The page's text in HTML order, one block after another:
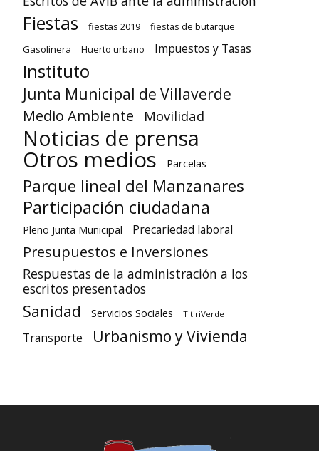
Fiestas fiestas 2019
fiestas de butarque
Gasolinera
Huerto urbano Impuestos y Tasas
Instituto
Junta Municipal de Villaverde
Medio Ambiente Movilidad
Noticias de prensa
Otros medios Parcelas
Parque lineal del Manzanares
Participación ciudadana
Pleno Junta Municipal Precariedad laboral
Presupuestos e Inversiones
Respuestas de la administración a los
escritos presentados
Sanidad Servicios Sociales TitiriVerde
Transporte Urbanismo y Vivienda